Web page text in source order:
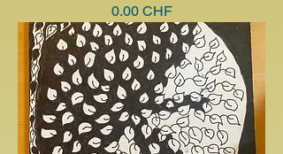
Prix
0.00 CHF